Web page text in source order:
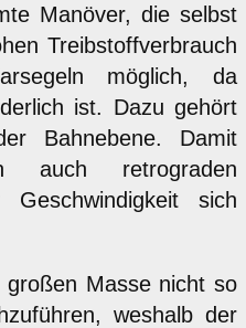
Manöver, die selbst
Treibstoffverbrauch
möglich, da
ist. Dazu gehört
Bahnebene. Damit
auch retrograden
sich
Masse nicht so
weshalb der